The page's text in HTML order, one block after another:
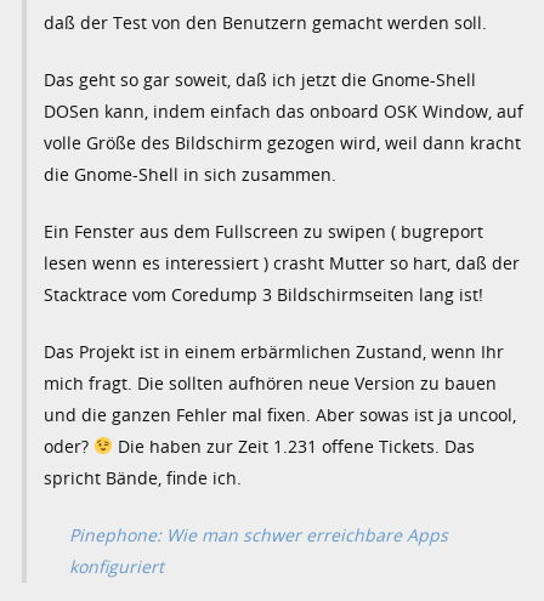
daß der Test von den Benutzern gemacht werden soll.
Das geht so gar soweit, daß ich jetzt die Gnome-Shell
DOSen kann, indem einfach das onboard OSK Window, auf
volle Größe des Bildschirm gezogen wird, weil dann kracht
die Gnome-Shell in sich zusammen.
Ein Fenster aus dem Fullscreen zu swipen ( bugreport
lesen wenn es interessiert ) crasht Mutter so hart, daß der
Stacktrace vom Coredump 3 Bildschirmseiten lang ist!
Das Projekt ist in einem erbärmlichen Zustand, wenn Ihr
mich fragt. Die sollten aufhören neue Version zu bauen
und die ganzen Fehler mal fixen. Aber sowas ist ja uncool,
oder?
Die haben zur Zeit 1.231 offene Tickets. Das
spricht Bände, finde ich.
Pinephone: Wie man schwer erreichbare Apps
konfiguriert